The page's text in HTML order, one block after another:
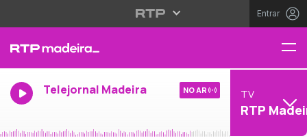
Entrar
Telejornal Madeira NO AR TV
RTP